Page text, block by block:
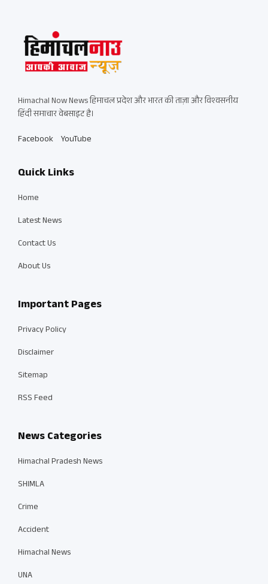
Himachal Now News हिमाचल प्रदेश और भारत की ताज़ा और विश्वसनीय
हिंदी समाचार वेबसाइट है।
Facebook YouTube
Quick Links
Home
Latest News
Contact Us
About Us
Important Pages
Privacy Policy
Disclaimer
Sitemap
RSS Feed
News Categories
Himachal Pradesh News
SHIMLA
Crime
Accident
Himachal News
UNA